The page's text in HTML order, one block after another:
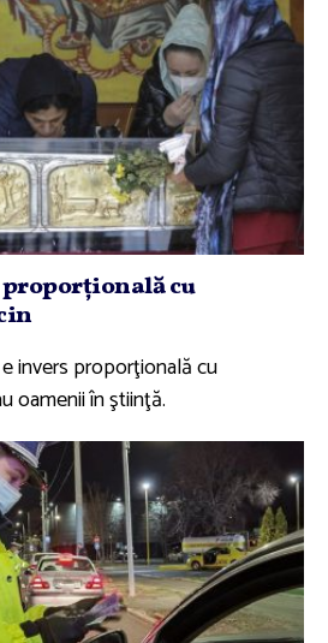
cu
invers proporţională cu
oamenii în ştiinţă.